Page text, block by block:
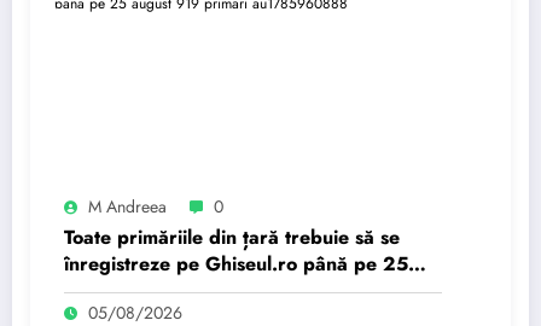
M Andreea 0
Toate primăriile din țară trebuie să se
înregistreze pe Ghiseul.ro până pe 25
august. 919 primari au…
05/08/2026